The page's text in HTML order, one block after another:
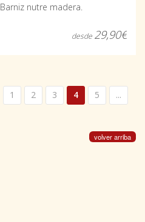
Barniz nutre madera.
desde 29,90€
1 2 3 4 5 ...
volver arriba